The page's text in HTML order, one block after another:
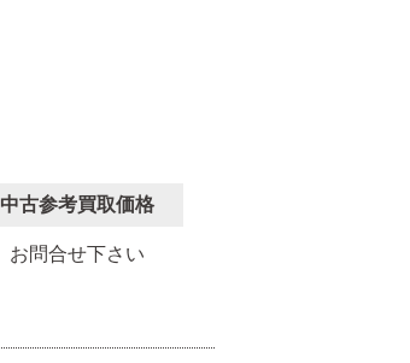
中古参考買取価格
お問合せ下さい